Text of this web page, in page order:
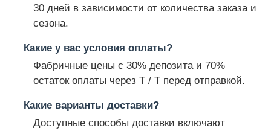
30 дней в зависимости от количества заказа и
сезона.
Какие у вас условия оплаты?
Фабричные цены с 30% депозита и 70%
остаток оплаты через T / T перед отправкой.
Какие варианты доставки?
Доступные способы доставки включают